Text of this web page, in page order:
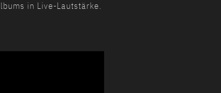
in Live-Lautstärke.